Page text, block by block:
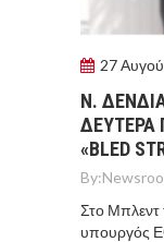
27
Ν.
ΔΕΥΤΕΡΑ
«BLED
By:
Στο Μπλεντ
υπουργός